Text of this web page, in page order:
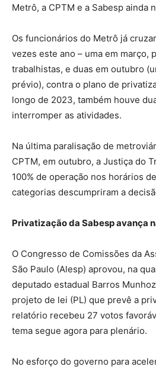
Metrô, a CPTM e a Sabesp ainda
Os funcionários do Metrô já
vezes este ano – uma em março,
trabalhistas, e duas em outubro
prévio), contra o plano de
longo de 2023, também houve
interromper as atividades.
Na última paralisação de
CPTM, em outubro, a Justiça do
100% de operação nos horários
categorias descumpriram a
Privatização da Sabesp avança
O Congresso de Comissões da
São Paulo (Alesp) aprovou, na
deputado estadual Barros
projeto de lei (PL) que prevê a
relatório recebeu 27 votos
tema segue agora para plenário.
No esforço do governo para